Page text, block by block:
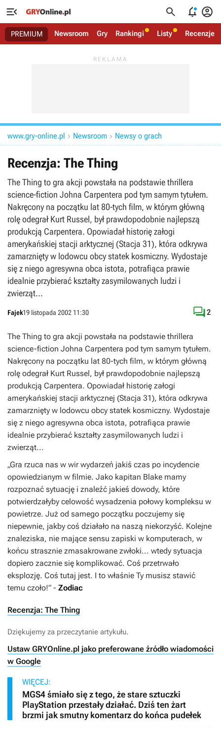
   
PREMIUM Newsroom Gry Rankingi Listy Recenzje
www.gry-online.pl  Newsroom  Newsy o grach
Recenzja: The Thing
The Thing to gra akcji powstała na podstawie thrillera
science-fiction Johna Carpentera pod tym samym tytułem.
Nakręcony na początku lat 80-tych film, w którym główną
rolę odegrał Kurt Russel, był prawdopodobnie najlepszą
produkcją Carpentera. Opowiadał historię załogi
amerykańskiej stacji arktycznej (Stacja 31), która odkrywa
zamarznięty w lodowcu obcy statek kosmiczny. Wydostaje
się z niego agresywna obca istota, potrafiąca prawie
idealnie przybierać kształty zasymilowanych ludzi i
zwierząt...
Fajek19 listopada 2002 11:30 2
The Thing to gra akcji powstała na podstawie thrillera
science-fiction Johna Carpentera pod tym samym tytułem.
Nakręcony na początku lat 80-tych film, w którym główną
rolę odegrał Kurt Russel, był prawdopodobnie najlepszą
produkcją Carpentera. Opowiadał historię załogi
amerykańskiej stacji arktycznej (Stacja 31), która odkrywa
zamarznięty w lodowcu obcy statek kosmiczny. Wydostaje
się z niego agresywna obca istota, potrafiąca prawie
idealnie przybierać kształty zasymilowanych ludzi i
zwierząt...
„Gra rzuca nas w wir wydarzeń jakiś czas po incydencie
opowiedzianym w filmie. Jako kapitan Blake mamy
rozpoznać sytuację i znaleźć jakieś dowody, które
potwierdzałyby celowość wysadzenia połowy kompleksu w
powietrze. Już od samego początku poczujemy się
niepewnie, jakby coś działało na naszą niekorzyść. Kolejne
znaleziska, nie mające sensu zapiski w komputerach, w
końcu strasznie zmasakrowane zwłoki... wtedy sytuacja
dopiero zacznie się komplikować. Coś przetrwało
eksplozję. Coś tutaj jest. I to właśnie Ty musisz stawić
temu czoło!” - Zodiac
Recenzja: The Thing
Dziękujemy za przeczytanie artykułu.
Ustaw GRYOnline.pl jako preferowane źródło wiadomości
w Google
WIĘCEJ:
MGS4 śmiało się z tego, że stare sztuczki
PlayStation przestały działać. Dziś ten żart
brzmi jak smutny komentarz do końca pudełek